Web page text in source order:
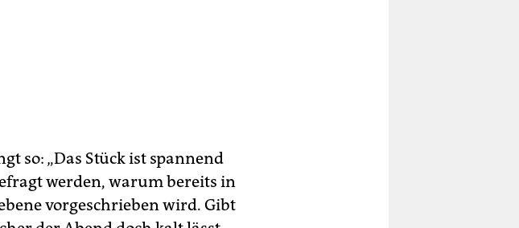
so: „Das Stück ist spannend
werden, warum bereits in
vorgeschrieben wird. Gibt